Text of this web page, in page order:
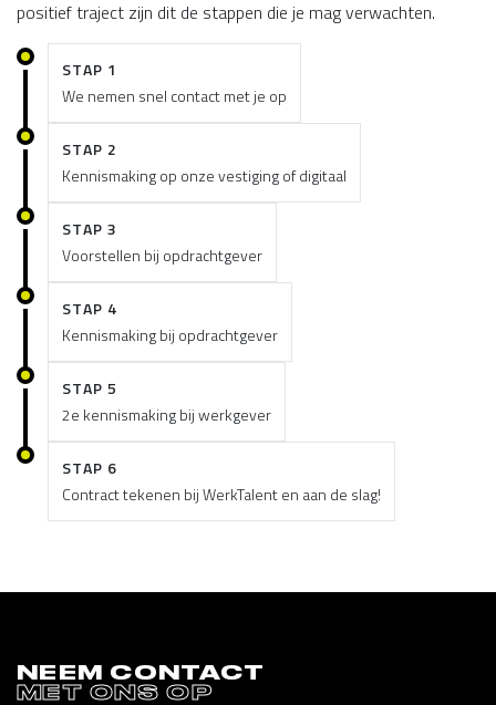
positief traject zijn dit de stappen die je mag verwachten.
STAP 1
We nemen snel contact met je op
STAP 2
Kennismaking op onze vestiging of digitaal
STAP 3
Voorstellen bij opdrachtgever
STAP 4
Kennismaking bij opdrachtgever
STAP 5
2e kennismaking bij werkgever
STAP 6
Contract tekenen bij WerkTalent en aan de slag!
NEEM CONTACT
MET ONS OP